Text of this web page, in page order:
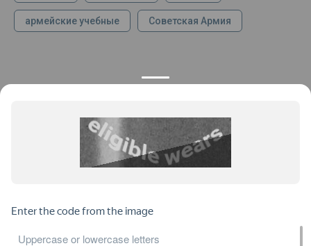
армейские учебные Советская Армия
ПРОДУКЦИЯ
Каталог